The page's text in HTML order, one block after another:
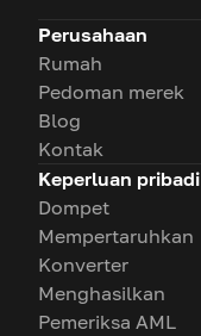
Perusahaan
Rumah
Pedoman merek
Blog
Kontak
Keperluan pribadi
Dompet
Mempertaruhkan
Konverter
Menghasilkan
Pemeriksa AML